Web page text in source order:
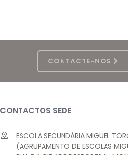
CONTACTE-NOS
CONTACTOS SEDE
ESCOLA SECUNDÁRIA MIGUEL
(AGRUPAMENTO DE ESCOLAS